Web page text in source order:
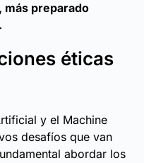
más preparado
éticas
y el Machine
desafíos que van
abordar los